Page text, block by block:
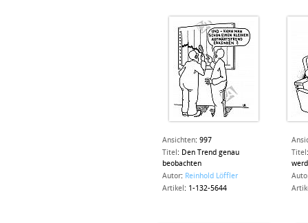
Ansichten: 997
Titel : Den Trend genau
beobachten
Autor: Reinhold Löffler
Artikel : 1-132-5644
Titel